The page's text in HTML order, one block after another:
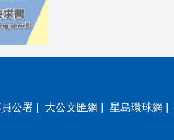
公署 | 大公文匯網 | 星島環球網 |